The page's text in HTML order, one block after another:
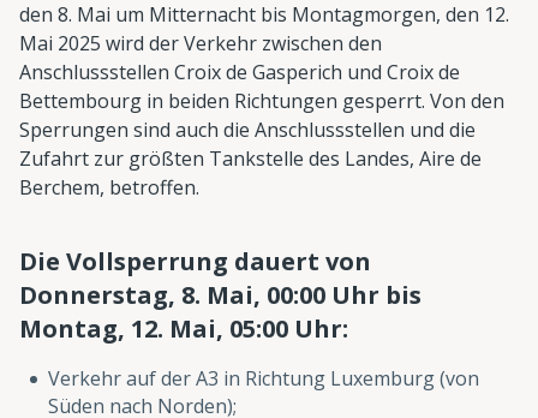
den 8. Mai um Mitternacht bis Montagmorgen, den 12.
Mai 2025 wird der Verkehr zwischen den
Anschlussstellen Croix de Gasperich und Croix de
Bettembourg in beiden Richtungen gesperrt. Von den
Sperrungen sind auch die Anschlussstellen und die
Zufahrt zur größten Tankstelle des Landes, Aire de
Berchem, betroffen.
Die Vollsperrung dauert von
Donnerstag, 8. Mai, 00:00 Uhr bis
Montag, 12. Mai, 05:00 Uhr:
Verkehr auf der A3 in Richtung Luxemburg (von
Süden nach Norden);